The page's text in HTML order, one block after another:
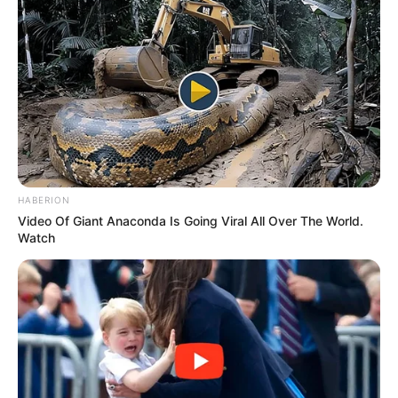
informações.
Dica 4 – Combine a essência com a cor do corante:
HABERION
Video Of Giant Anaconda Is Going Viral All Over The World.
Watch